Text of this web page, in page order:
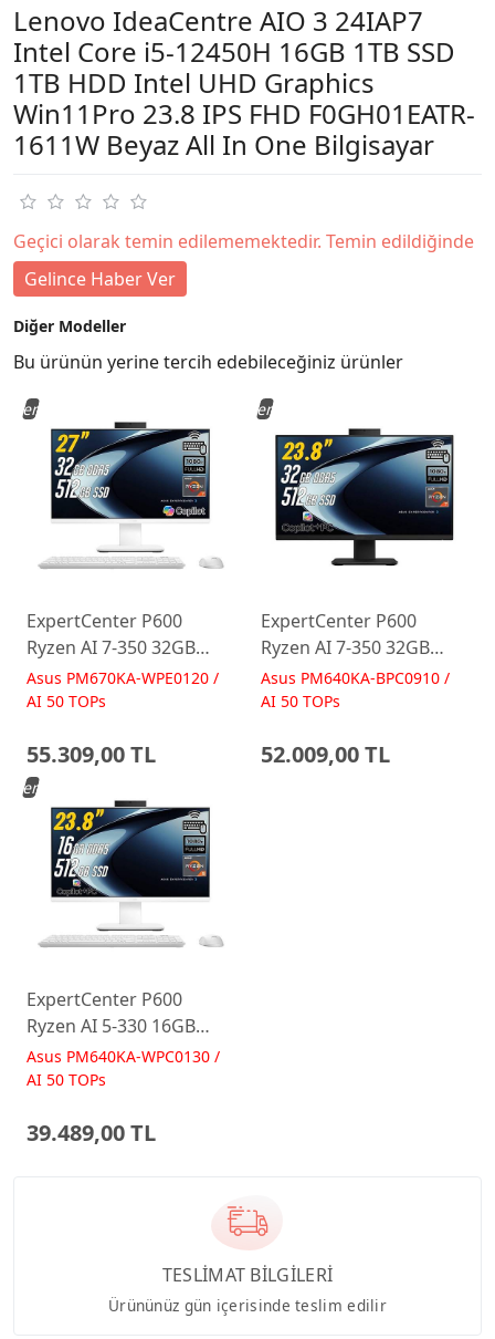
Lenovo IdeaCentre AIO 3 24IAP7
Intel Core i5-12450H 16GB 1TB SSD
1TB HDD Intel UHD Graphics
Win11Pro 23.8 IPS FHD F0GH01EATR-
1611W Beyaz All In One Bilgisayar
Geçici olarak temin edilememektedir. Temin edildiğinde
Gelince Haber Ver
Diğer Modeller
Bu ürünün yerine tercih edebileceğiniz ürünler
ExpertCenter P600
Ryzen AI 7-350 32GB
512GB 27 FreeDos Beyaz
AI-Powered AIO
Asus PM670KA-WPE0120 /
AI 50 TOPs
55.309,00 TL
Yeni
ExpertCenter P600
Ryzen AI 7-350 32GB
512GB 23.8 FreeDos
Siyah AI-Powered AIO
Asus PM640KA-BPC0910 /
AI 50 TOPs
52.009,00 TL
Yeni
ExpertCenter P600
Ryzen AI 5-330 16GB
512GB 23.8 FreeDos
Beyaz AI-Powered AIO
Asus PM640KA-WPC0130 /
AI 50 TOPs
39.489,00 TL
Yeni
TESLİMAT BİLGİLERİ
Ürününüz gün içerisinde teslim edilir